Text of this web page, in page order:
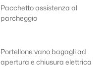
Pacchetto assistenza al
parcheggio
Portellone vano bagagli ad
apertura e chiusura elettrica